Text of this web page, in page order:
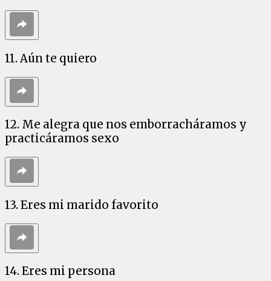
11. Aún te quiero
12. Me alegra que nos emborracháramos y
practicáramos sexo
13. Eres mi marido favorito
14. Eres mi persona